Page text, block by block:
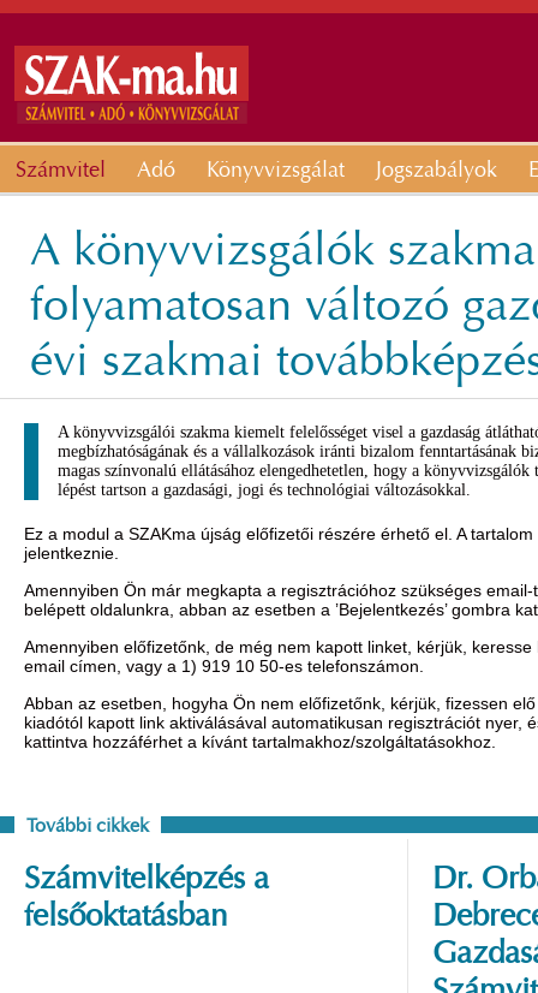
Számvitel Adó Könyvvizsgálat Jogszabályok
A könyvvizsgálók
folyamatosan változó
évi szakmai
A könyvvizsgálói szakma kiemelt felelősséget visel a gazdaság
megbízhatóságának és a vállalkozások iránti bizalom fenntartásának
magas színvonalú ellátásához elengedhetetlen, hogy a
lépést tartson a gazdasági, jogi és technológiai változásokkal.
Ez a modul a SZAKma újság előfizetői részére érhető el. A
jelentkeznie.
Amennyiben Ön már megkapta a regisztrációhoz szükséges
belépett oldalunkra, abban az esetben a ’Bejelentkezés’ gombra
Amennyiben előfizetőnk, de még nem kapott linket, kérjük,
email címen, vagy a 1) 919 10 50-es telefonszámon.
Abban az esetben, hogyha Ön nem előfizetőnk, kérjük, fizessen
kiadótól kapott link aktiválásával automatikusan regisztrációt nyer,
kattintva hozzáférhet a kívánt tartalmakhoz/szolgáltatásokhoz.
További cikkek
Számvitelképzés a
felsőoktatásban
Dr.